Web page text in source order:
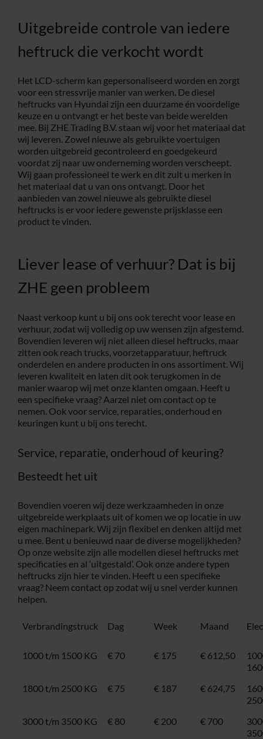
Uitgebreide controle van iedere
heftruck die verkocht wordt
Het LCD-scherm kan gepersonaliseerd worden en zorgt
voor een stressvrije manier van werken. De diesel
heftrucks van Hyundai zijn een duurzame én voordelige
keuze en u ontvangt er het beste van beide werelden
mee. Bij ZHE Trading B.V. staan wij voor het materiaal dat
wij leveren. Zowel nieuwe als gebruikte voertuigen
worden uitgebreid gecontroleerd en goedgekeurd
voordat zij naar uw onderneming worden verscheept.
Wij gaan professioneel te werk en dit zult u merken in
het materiaal dat u van ons ontvangt. Door het
aanbieden van zowel nieuwe als gebruikte diesel
heftrucks is er voor iedere gewenste prijsklasse een
product te vinden.
Liever lease of verhuur? Dat is bij
ZHE geen probleem
Naast verkoop kunt u bij ons ook terecht voor lease en
verhuur, zodat wij volledig op uw wensen zijn afgestemd.
Bovendien leveren wij niet alleen diesel heftrucks, maar
zitten ook reach trucks, voorzetapparatuur, heftruck
onderdelen en andere producten in ons assortiment. Wij
leveren kwaliteit en laten dit ook terugkomen in de
manier waarop wij met onze klanten omgaan. Heeft u
een specifieke vraag? Aarzel niet om contact op te
nemen. Ook voor service, reparaties, onderhoud en
keuringen kunt u bij ons terecht.
Service, reparatie, onderhoud of keuring?
Besteedt het uit
Bovendien voeren wij deze werkzaamheden in onze
uitgebreide werkplaats uit of komen we op locatie in uw
eigen machinepark. Wij zijn flexibel en denken altijd met
u mee. Bent u benieuwd naar de diverse mogelijkheden?
Op onze website zijn alle modellen diesel heftrucks met
specificaties en al ‘uitgestald’. Ook onze andere typen
heftrucks zijn hier te vinden. Heeft u een specifieke
vraag? Neem contact op zodat wij u snel verder kunnen
helpen.
Verbrandingstruck Dag Week Maand
1000 t/m 1500 KG € 70 € 175 € 612,50
1800 t/m 2500 KG
€ 75 € 187 € 624,75
3000 t/m 3500 KG
€ 80 € 200 € 700